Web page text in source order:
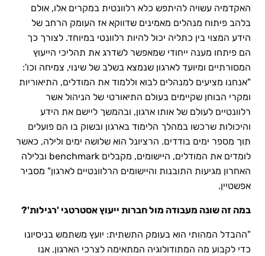
האקדמיה עשויה להיתפש כלא רלוונטית במקרים אלו, אולם
בלהב פיתוח מנהלים מאמינים שדווקא אז העומק הרחב של
הידע המצוי בין כתליה יכול להיות רלוונטי במיוחד. לצורך כך
הם פיתחו מענה ייחודי שמאפשר לשדרג את תהליכי הייעוץ
המסורתיים ומיועד לארגון שנמצא בשלב של שינוי, צמיחה וכו':
"אנחנו מציעים למנהלים לבוא וללמוד את המודלים, התיאוריות
ומקרי הבוחן שקיימים בעולם התיאורטי של הניהול אשר
רלוונטיים לעולם של אותו ארגון, ובהמשך ליישם את הידע
והיכולות שרכשו במהלך הלימוד בארגון ובשוק בו הם פועלים
תוך מספר ימים בודדים. הרציונל הוא שלושה ימים ולילה, כאשר
לומדים את המודלים, היישומים, מקבלים benchmark ובלילה
האחרון מגיעות התובנות והיישומים הרלוונטיים לארגון" מסביר
אפשטיין.
במה זה שונה מעבודה מול חברות ייעוץ אסטרטגי 'רגילות'?
"ההבדל המהותי הוא בעומק התשתית: יועץ משתמש בניסיונו
כדי לקבוע מה המתודולוגיה המתאימה לצרכי הארגון. אנו